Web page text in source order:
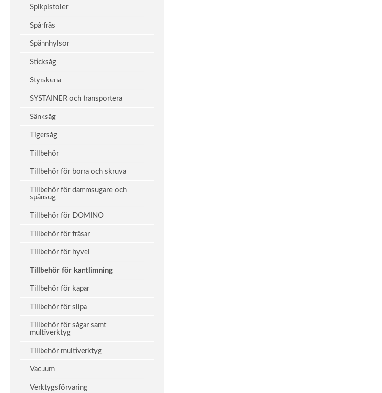
Spikpistoler
Spårfräs
Spännhylsor
Sticksåg
Styrskena
SYSTAINER och transportera
Sänksåg
Tigersåg
Tillbehör
Tillbehör för borra och skruva
Tillbehör för dammsugare och
spånsug
Tillbehör för DOMINO
Tillbehör för fräsar
Tillbehör för hyvel
Tillbehör för kantlimning
Tillbehör för kapar
Tillbehör för slipa
Tillbehör för sågar samt
multiverktyg
Tillbehör multiverktyg
Vacuum
Verktygsförvaring